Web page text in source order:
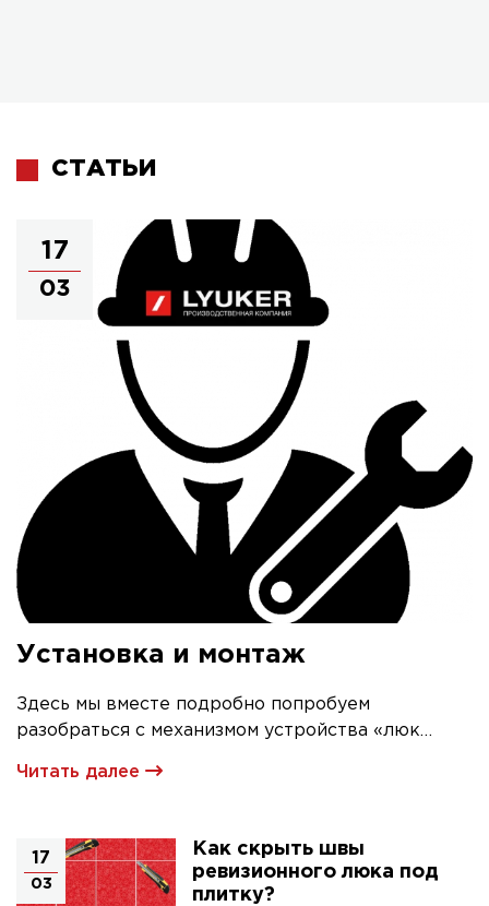
СТАТЬИ
17
03
Установка и монтаж
Здесь мы вместе подробно попробуем
разобраться с механизмом устройства «люк
Читать далее
17
03
Как скрыть швы
ревизионного люка под
плитку?